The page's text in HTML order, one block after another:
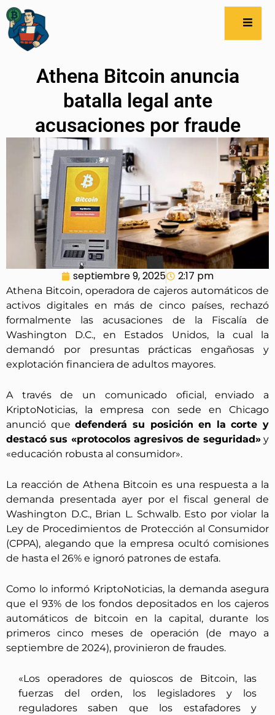
Athena Bitcoin anuncia
batalla legal ante
acusaciones por fraude
septiembre 9, 2025 2:17 pm
Athena Bitcoin, operadora de cajeros automáticos de
activos digitales en más de cinco países, rechazó
formalmente las acusaciones de la Fiscalía de
Washington D.C., en Estados Unidos, la cual la
demandó por presuntas prácticas engañosas y
explotación financiera de adultos mayores.
A través de un comunicado oficial, enviado a
KriptoNoticias, la empresa con sede en Chicago
anunció quedefenderá su posición en la corte y
destacó sus «protocolos agresivos de seguridad»y
«educación robusta al consumidor».
La reacción de Athena Bitcoin es una respuesta a la
demanda presentada ayer por el fiscal general de
Washington D.C., Brian L. Schwalb. Esto por violar la
Ley de Procedimientos de Protección al Consumidor
(CPPA), alegando que la empresa ocultó comisiones
de hasta el 26% e ignoró patrones de estafa.
Como lo informó KriptoNoticias, la demanda asegura
que el 93% de los fondos depositados en los cajeros
automáticos de bitcoin en la capital, durante los
primeros cinco meses de operación (de mayo a
septiembre de 2024), provinieron de fraudes.
«Los operadores de quioscos de Bitcoin, las
fuerzas del orden, los legisladores y los
reguladores saben que los estafadores y